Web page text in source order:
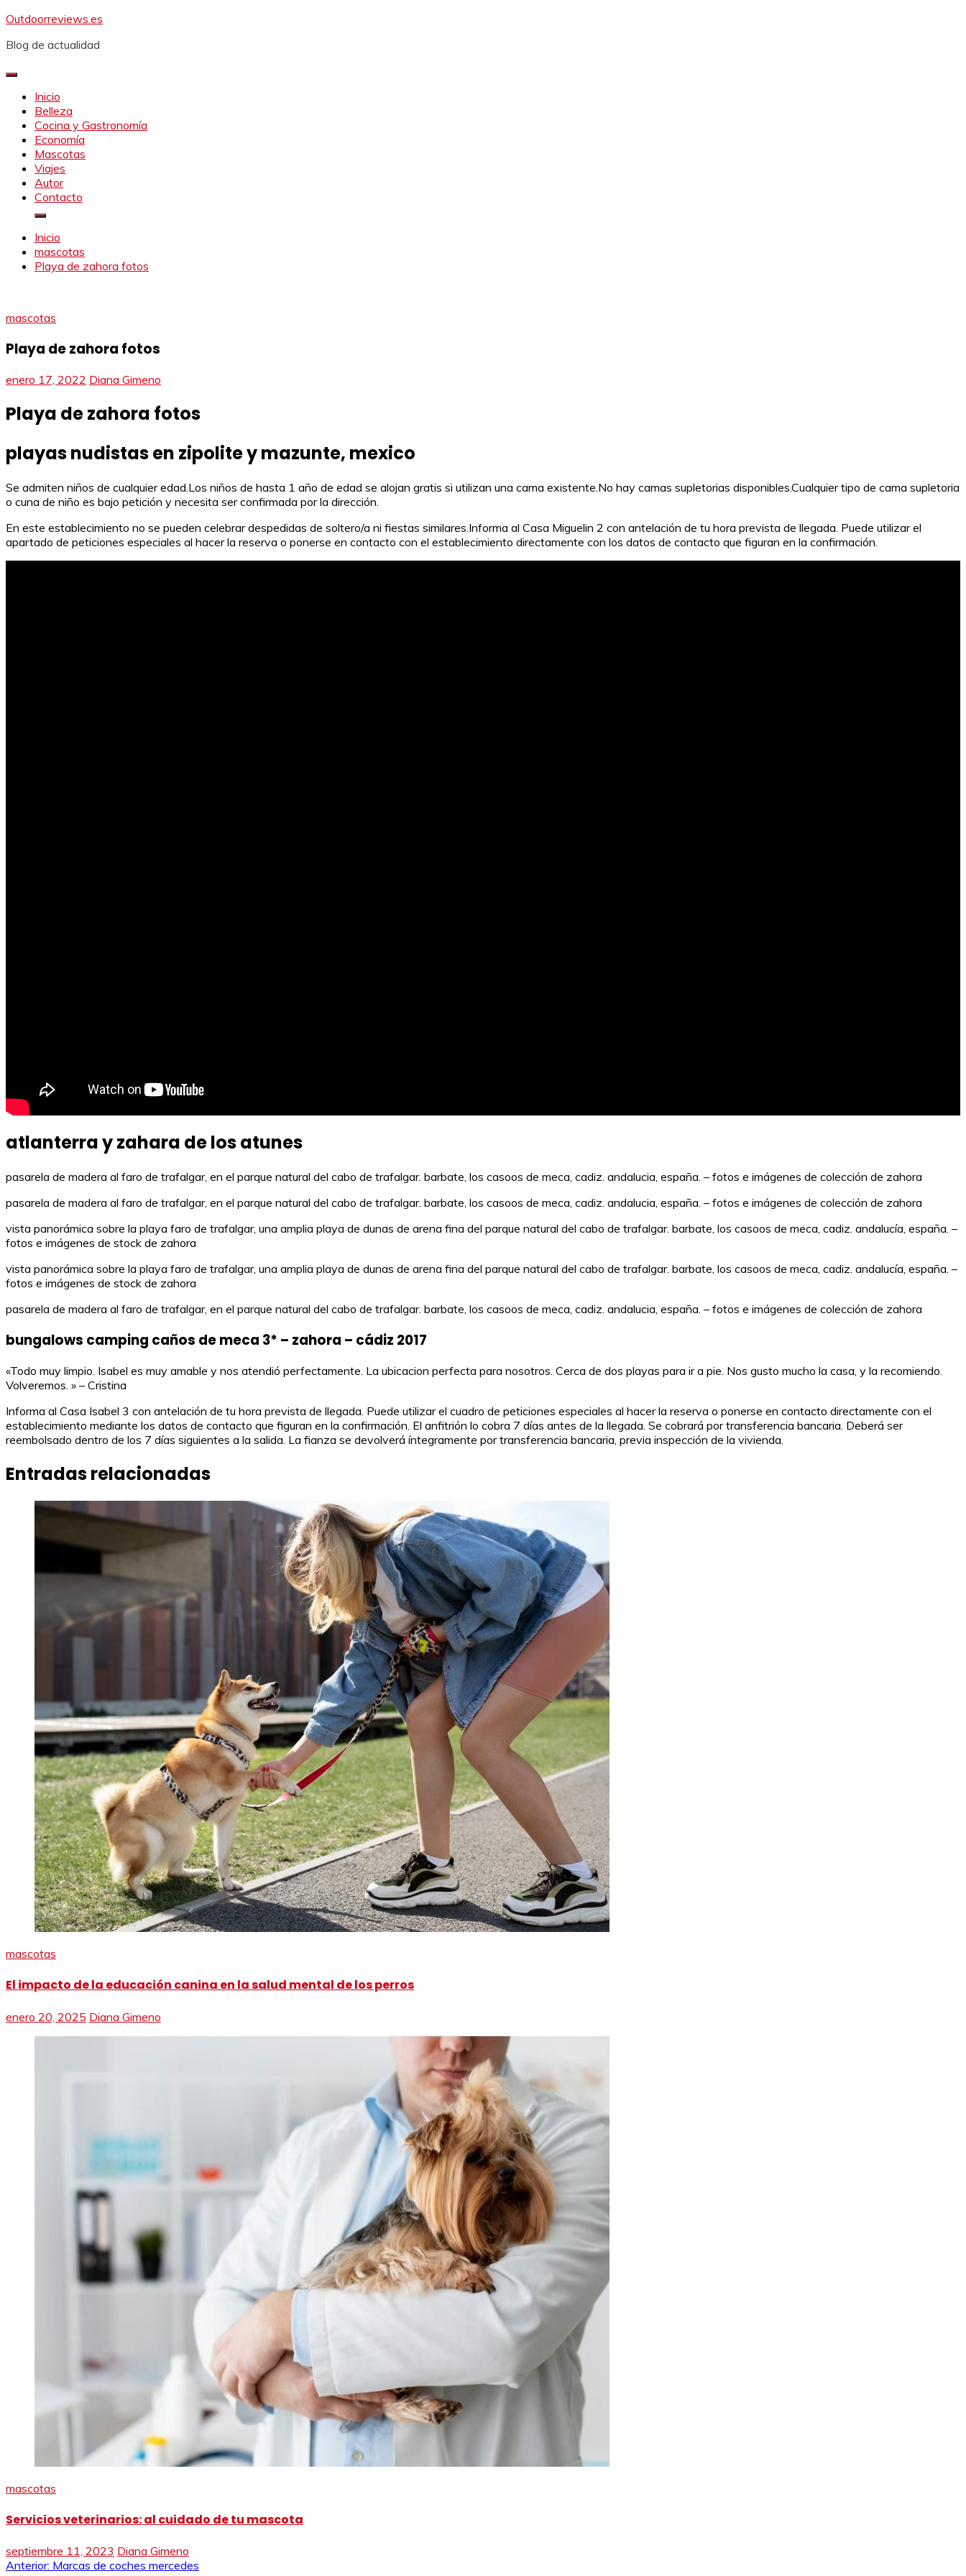
Saltar
contenido
Outdoorreviews.es
Blog de actualidad
Inicio
Belleza
Cocina y Gastronomía
Economía
Mascotas
Viajes
Autor
Contacto
Inicio
mascotas
Playa de zahora fotos
mascotas
Playa de zahora fotos
enero 17, 2022 Diana Gimeno
Playa de zahora fotos
playas nudistas en zipolite y mazunte, mexico
Se admiten niños de cualquier edad.Los niños de hasta 1 año de edad se alojan gratis si utilizan una cama existente.No hay camas supletorias disponibles.Cualquier tipo de cama supletoria
o cuna de niño es bajo petición y necesita ser confirmada por la dirección.
En este establecimiento no se pueden celebrar despedidas de soltero/a ni fiestas similares.Informa al Casa Miguelin 2 con antelación de tu hora prevista de llegada. Puede utilizar el
apartado de peticiones especiales al hacer la reserva o ponerse en contacto con el establecimiento directamente con los datos de contacto que figuran en la confirmación.
atlanterra y zahara de los atunes
pasarela de madera al faro de trafalgar, en el parque natural del cabo de trafalgar. barbate, los casoos de meca, cadiz. andalucia, españa. – fotos e imágenes de colección de zahora
pasarela de madera al faro de trafalgar, en el parque natural del cabo de trafalgar. barbate, los casoos de meca, cadiz. andalucia, españa. – fotos e imágenes de colección de zahora
vista panorámica sobre la playa faro de trafalgar, una amplia playa de dunas de arena fina del parque natural del cabo de trafalgar. barbate, los casoos de meca, cadiz. andalucía, españa. –
fotos e imágenes de stock de zahora
vista panorámica sobre la playa faro de trafalgar, una amplia playa de dunas de arena fina del parque natural del cabo de trafalgar. barbate, los casoos de meca, cadiz. andalucía, españa. –
fotos e imágenes de stock de zahora
pasarela de madera al faro de trafalgar, en el parque natural del cabo de trafalgar. barbate, los casoos de meca, cadiz. andalucia, españa. – fotos e imágenes de colección de zahora
bungalows camping caños de meca 3* – zahora – cádiz 2017
«Todo muy limpio. Isabel es muy amable y nos atendió perfectamente. La ubicacion perfecta para nosotros. Cerca de dos playas para ir a pie. Nos gusto mucho la casa, y la recomiendo.
Volveremos. » – Cristina
Informa al Casa Isabel 3 con antelación de tu hora prevista de llegada. Puede utilizar el cuadro de peticiones especiales al hacer la reserva o ponerse en contacto directamente con el
establecimiento mediante los datos de contacto que figuran en la confirmación. El anfitrión lo cobra 7 días antes de la llegada. Se cobrará por transferencia bancaria. Deberá ser
reembolsado dentro de los 7 días siguientes a la salida. La fianza se devolverá íntegramente por transferencia bancaria, previa inspección de la vivienda.
Entradas relacionadas
mascotas
El impacto de la educación canina en la salud mental de los perros
enero 20, 2025 Diana Gimeno
mascotas
Servicios veterinarios: al cuidado de tu mascota
septiembre 11, 2023 Diana Gimeno
Navegación
Anterior: Marcas de coches mercedes